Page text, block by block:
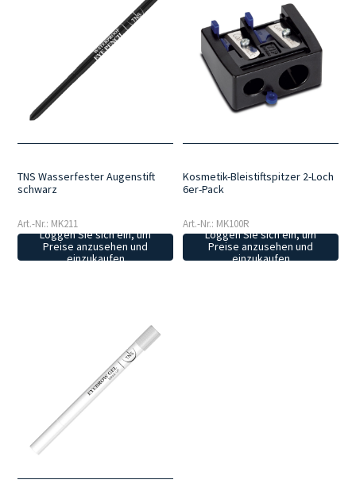
TNS Wasserfester Augenstift
schwarz
Art.-Nr.: MK211
Loggen Sie sich ein, um
Preise anzusehen und
einzukaufen
Kosmetik-Bleistiftspitzer 2-Loch
6er-Pack
Art.-Nr.: MK100R
Loggen Sie sich ein, um
Preise anzusehen und
einzukaufen